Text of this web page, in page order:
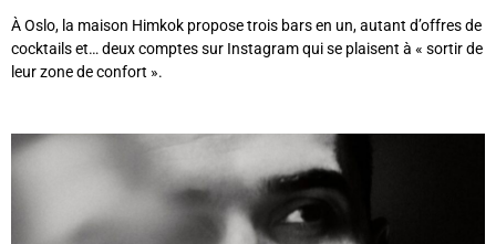
À Oslo, la maison Himkok propose trois bars en un, autant d’offres de
cocktails et… deux comptes sur Instagram qui se plaisent à « sortir de
leur zone de confort ».